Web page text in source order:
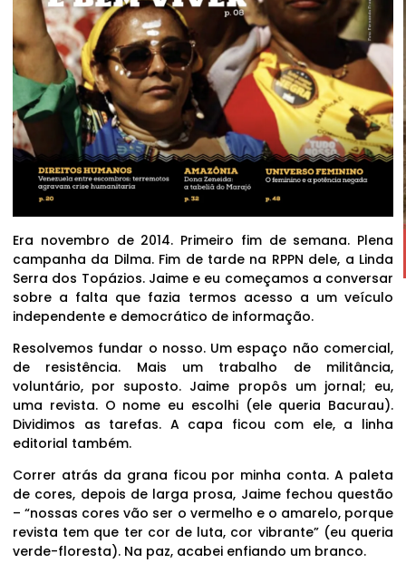
Era novembro de 2014. Primeiro fim de semana. Plena
campanha da Dilma. Fim de tarde na RPPN dele, a Linda
Serra dos Topázios. Jaime e eu começamos a conversar
sobre a falta que fazia termos acesso a um veículo
independente e democrático de informação.
Resolvemos fundar o nosso. Um espaço não comercial,
de resistência. Mais um trabalho de militância,
voluntário, por suposto. Jaime propôs um jornal; eu,
uma revista. O nome eu escolhi (ele queria Bacurau).
Dividimos as tarefas. A capa ficou com ele, a linha
editorial também.
Correr atrás da grana ficou por minha conta. A paleta
de cores, depois de larga prosa, Jaime fechou questão
– “nossas cores vão ser o vermelho e o amarelo, porque
revista tem que ter cor de luta, cor vibrante” (eu queria
verde-floresta). Na paz, acabei enfiando um branco.